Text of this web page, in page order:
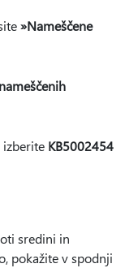
»Nameščene
izberite KB5002454
sredini in
pokažite v spodnji